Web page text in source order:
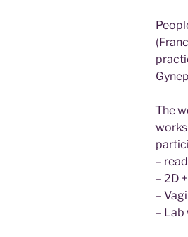
The
–
– 2D
–
–